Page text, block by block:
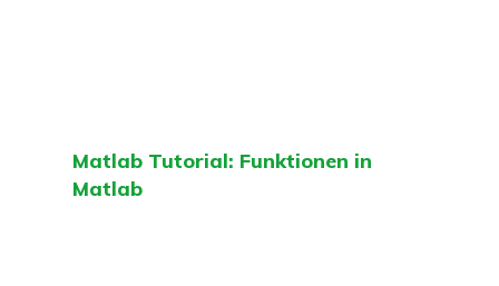
Matlab Tutorial: Funktionen in
Matlab